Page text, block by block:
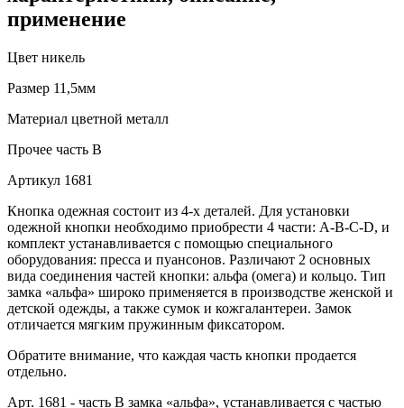
применение
Цвет никель
Размер 11,5мм
Материал цветной металл
Прочее часть В
Артикул 1681
Кнопка одежная состоит из 4-х деталей. Для установки
одежной кнопки необходимо приобрести 4 части: А-В-С-D, и
комплект устанавливается с помощью специального
оборудования: пресса и пуансонов. Различают 2 основных
вида соединения частей кнопки: альфа (омега) и кольцо. Тип
замка «альфа» широко применяется в производстве женской и
детской одежды, а также сумок и кожгалантереи. Замок
отличается мягким пружинным фиксатором.
Обратите внимание, что каждая часть кнопки продается
отдельно.
Арт. 1681 - часть В замка «альфа», устанавливается с частью